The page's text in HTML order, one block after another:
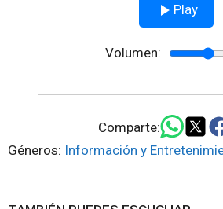
Play
Volumen:
Comparte:
Géneros: Información y